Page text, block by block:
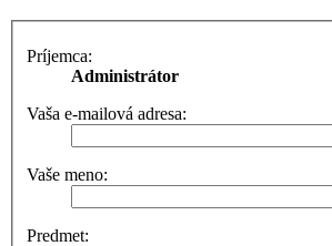
Príjemca:
Administrátor
Vaša e-mailová adresa:
Vaše meno:
Predmet: